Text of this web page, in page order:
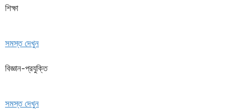
শিক্ষা
সমস্ত দেখুন
বিজ্ঞান-প্রযুক্তি
সমস্ত দেখুন